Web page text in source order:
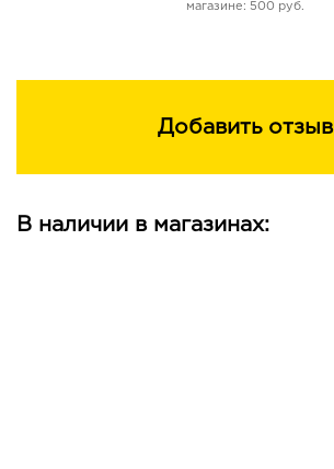
магазине: 500 руб.
Добавить отзыв
В наличии в магазинах: